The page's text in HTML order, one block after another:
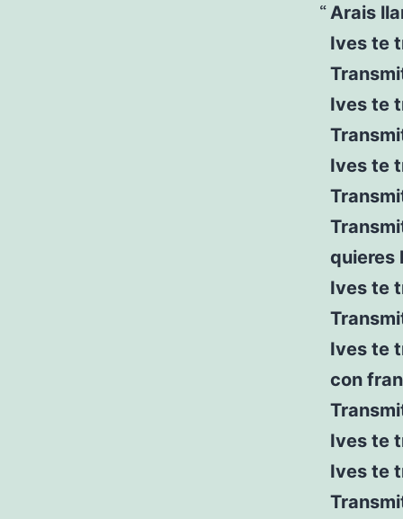
Arais
Ives te
Ives te
Ives te
quieres
Ives te
Ives te
con
Ives te
Ives te